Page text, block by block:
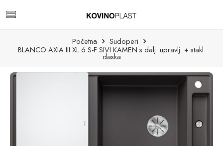
Početna
Sudoperi
BLANCO AXIA III XL 6 S-F SIVI KAMEN s dalj. upravlj. + stakl.
daska